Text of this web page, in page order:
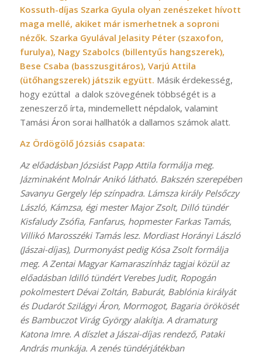
Kossuth-díjas Szarka Gyula olyan zenészeket hívott
maga mellé, akiket már ismerhetnek a soproni
nézők. Szarka Gyulával Jelasity Péter (szaxofon,
furulya), Nagy Szabolcs (billentyűs hangszerek),
Bese Csaba (basszusgitáros), Varjú Attila
(ütőhangszerek) játszik együtt. Másik érdekesség,
hogy ezúttal a dalok szövegének többségét is a
zeneszerző írta, mindemellett népdalok, valamint
Tamási Áron sorai hallhatók a dallamos számok alatt.
Az Ördögölő Józsiás csapata:
Az előadásban Józsiást Papp Attila formálja meg.
Jázminaként Molnár Anikó látható. Bakszén szerepében
Savanyu Gergely lép színpadra. Lámsza király Pelsőczy
László, Kámzsa, égi mester Major Zsolt, Dilló tündér
Kisfaludy Zsófia, Fanfarus, hopmester Farkas Tamás,
Villikó Marosszéki Tamás lesz. Mordiast Horányi László
(Jászai-díjas), Durmonyást pedig Kósa Zsolt formálja
meg. A Zentai Magyar Kamaraszínház tagjai közül az
előadásban Idilló tündért Verebes Judit, Ropogán
pokolmestert Dévai Zoltán, Baburát, Bablónia királyát
és Dudarót Szilágyi Áron, Mormogot, Bagaria örökösét
és Bambuczot Virág György alakítja. A dramaturg
Katona Imre. A díszlet a Jászai-díjas rendező, Pataki
András munkája. A zenés tündérjátékban